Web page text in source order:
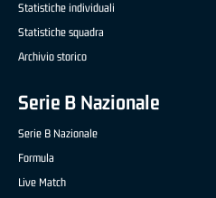
Statistiche individuali
Statistiche squadra
Archivio storico
Serie B Nazionale
Serie B Nazionale
Formula
Live Match